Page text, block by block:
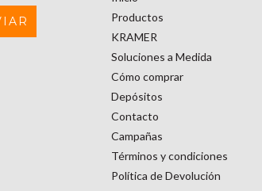
Productos
KRAMER
Soluciones a Medida
Cómo comprar
Depósitos
Contacto
Campañas
Términos y condiciones
Política de Devolución